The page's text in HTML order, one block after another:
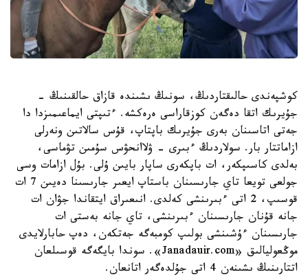
كوشپەندى حالىقتاردىڭ، سونىڭ ىشىندە قازاق حالقىنىڭ -
جۇيرىك اتقا دەگەن كوزقاراسى ەرەكشە. ءتىپتى ايماعىمىزدا دا
جەتى اتاسىنان بەرى جۇيرىك باپتاپ، قۇس سالاتىن ونەرلى
ازاماتتار بار. سولاردىڭ ءبىرى - ۋلاانحۋس سۇمىن تۋماسى،
بەلدى كاسىپكەر، ات باپكەرى ساپار بايىن ۇلى. بۇل ازامات وسى
جولعى تويعا تاي جارىسىنان باستاپ ايعىر جارىسىنا دەيىن 7 ات
قوسىپ، 2 اتى ءبىرىنشى كەلدى. انىعىراق ايتقاندا جۋان ات
جانە قۇنان جارىسىنان ءبىرىنشى، تاي جانە بەستى ات
جارىسىنان ءۇشىنشى بولىپ كومبەگە جەتكەن، دەپ حابارلايدى
موڭعوليالىق «Janadauir.com». سوندا بايگەگە قوسىلعان
اتتارىنىڭ ىشىنەن 4 اتى جۇلدەگەر اتانعان.